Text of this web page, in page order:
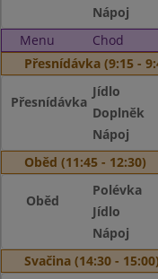
Nápoj
Menu
Chod
Přesnídávka (9:15 -
Přesnídávka
Jídlo
Doplněk
Nápoj
Oběd (11:45 - 12:30)
Oběd
Polévka
Jídlo
Nápoj
Svačina (14:30 - 15:00)